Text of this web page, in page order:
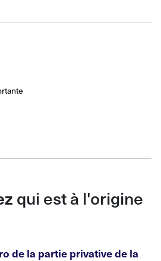
qui est à l'origine
de la partie privative de la